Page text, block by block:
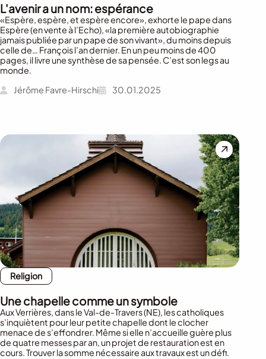
L'avenir a un nom: espérance
«Espère, espère, et espère encore», exhorte le pape dans
Espère (en vente à l’Echo), «la première autobiographie
jamais publiée par un pape de son vivant», du moins depuis
celle de… François l’an dernier. En un peu moins de 400
pages, il livre une synthèse de sa pensée. C’est son legs au
monde.
Jérôme Favre-Hirschi
30.01.2025
Religion
Une chapelle comme un symbole
Aux Verrières, dans le Val-de-Travers (NE), les catholiques
s’inquiètent pour leur petite chapelle dont le clocher
menace de s’effondrer. Même si elle n’accueille guère plus
de quatre messes par an, un projet de restauration est en
cours. Trouver la somme nécessaire aux travaux est un défi.